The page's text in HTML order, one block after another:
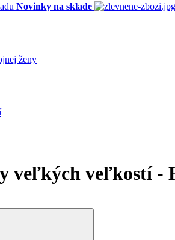
Novinky na sklade
ženy
veľkých veľkostí -